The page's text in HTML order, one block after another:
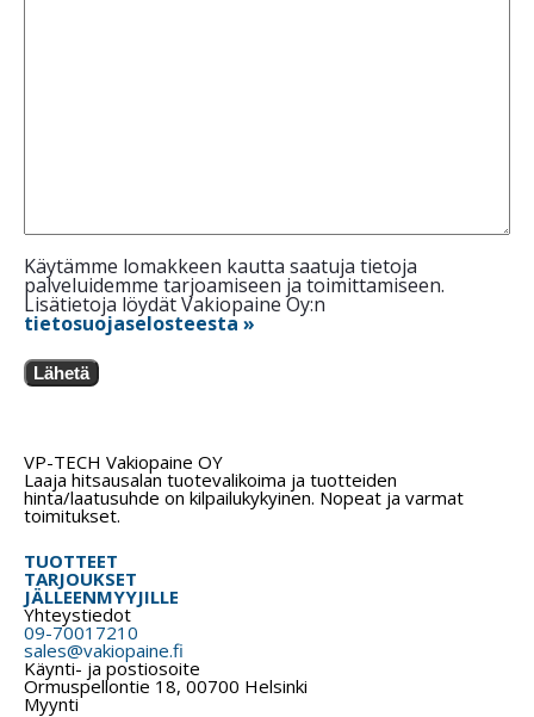
Käytämme lomakkeen kautta saatuja tietoja
palveluidemme tarjoamiseen ja toimittamiseen.
Lisätietoja löydät Vakiopaine Oy:n
tietosuojaselosteesta »
Lähetä
VP-TECH Vakiopaine OY
Laaja hitsausalan tuotevalikoima ja tuotteiden
hinta/laatusuhde on kilpailukykyinen. Nopeat ja varmat
toimitukset.
TUOTTEET
TARJOUKSET
JÄLLEENMYYJILLE
Yhteystiedot
09-70017210
sales@vakiopaine.fi
Käynti- ja postiosoite
Ormuspellontie 18, 00700 Helsinki
Myynti